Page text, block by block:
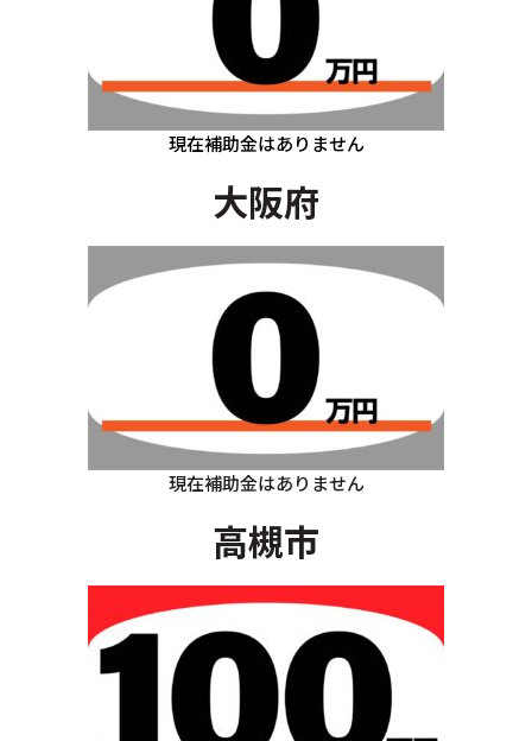
現在補助金はありません
大阪府
現在補助金はありません
高槻市